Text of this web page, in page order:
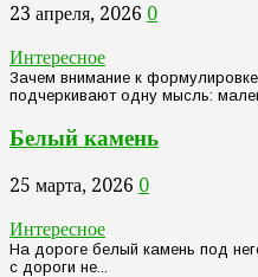
23 апреля, 2026 0
Интересное
Зачем внимание к
подчеркивают одну мысль:
Белый камень
25 марта, 2026 0
Интересное
На дороге белый камень под
с дороги не...